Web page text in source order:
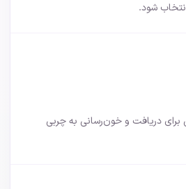
شود.
دریافت و خون‌رسانی به چربی